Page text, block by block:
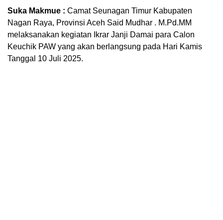
Suka Makmue : Camat Seunagan Timur Kabupaten
Nagan Raya, Provinsi Aceh Said Mudhar . M.Pd.MM
melaksanakan kegiatan Ikrar Janji Damai para Calon
Keuchik PAW yang akan berlangsung pada Hari Kamis
Tanggal 10 Juli 2025.